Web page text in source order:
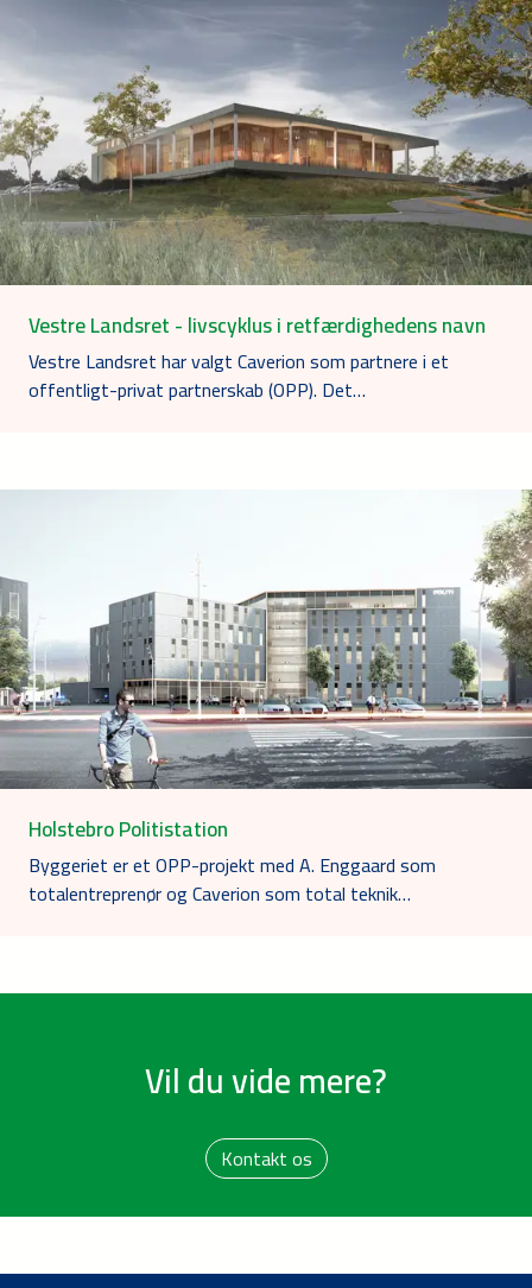
Vestre Landsret - livscyklus i retfærdighedens navn
Vestre Landsret har valgt Caverion som partnere i et
offentligt-privat partnerskab (OPP). Det…
Holstebro Politistation
Byggeriet er et OPP-projekt med A. Enggaard som
totalentreprenør og Caverion som total teknik…
Vil du vide mere?
Kontakt os